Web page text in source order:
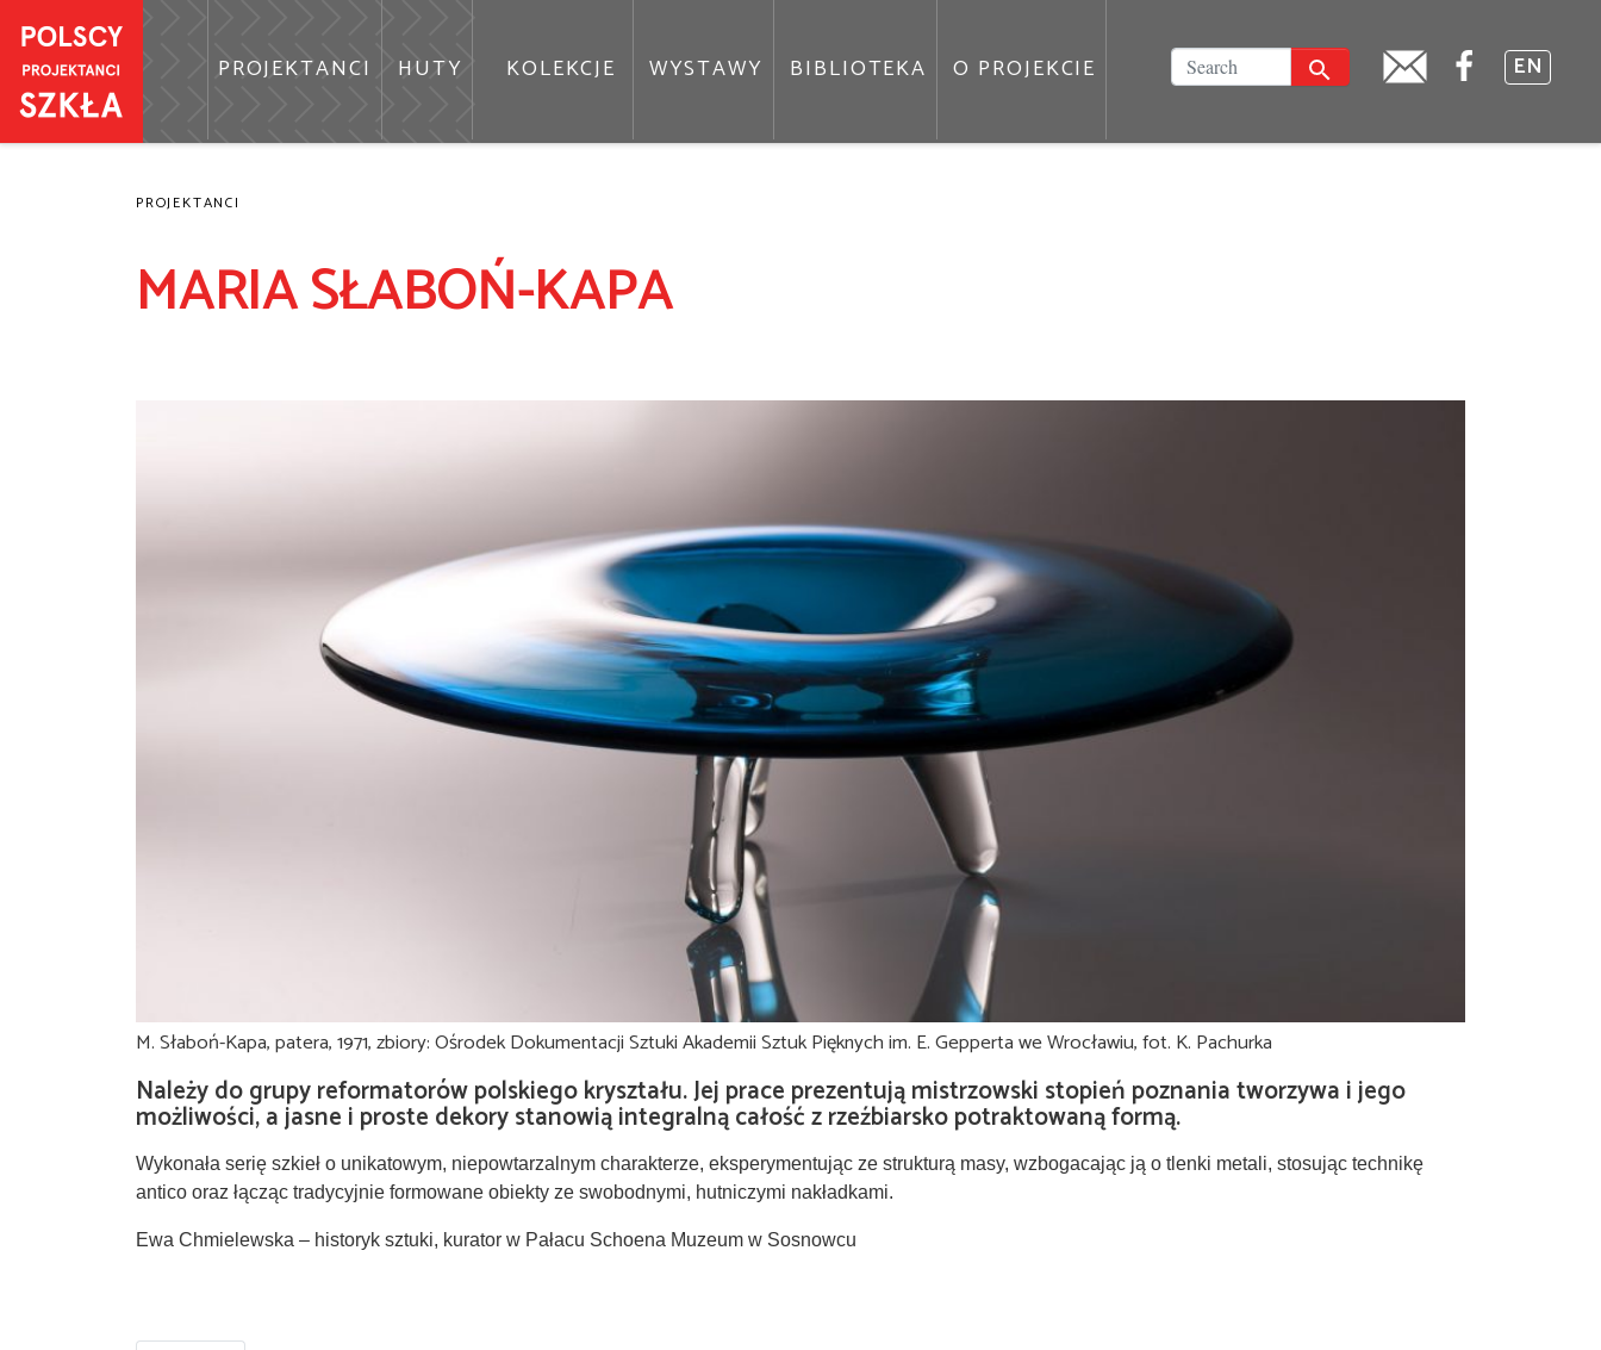
treści
EN
FACEBOOK
SZUKAJ
PROJEKTANCI HUTY KOLEKCJE WYSTAWY BIBLIOTEKA O PROJEKCIE
PROJEKTANCI
MARIA SŁABOŃ-KAPA
M. Słaboń-Kapa, patera, 1971, zbiory: Ośrodek Dokumentacji Sztuki Akademii Sztuk Pięknych im. E. Gepperta we Wrocławiu, fot. K. Pachurka
Należy do grupy reformatorów polskiego kryształu. Jej prace prezentują mistrzowski stopień poznania tworzywa i jego
możliwości, a jasne i proste dekory stanowią integralną całość z rzeźbiarsko potraktowaną formą.
Wykonała serię szkieł o unikatowym, niepowtarzalnym charakterze, eksperymentując ze strukturą masy, wzbogacając ją o tlenki metali, stosując technikę
antico oraz łącząc tradycyjnie formowane obiekty ze swobodnymi, hutniczymi nakładkami.
Ewa Chmielewska – historyk sztuki, kurator w Pałacu Schoena Muzeum w Sosnowcu